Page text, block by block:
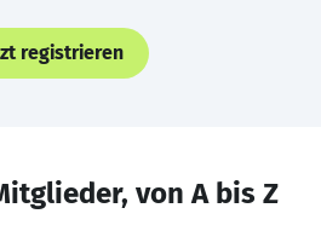
registrieren
von A bis Z